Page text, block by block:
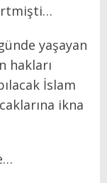
yaşayan
hakları
İslam
ikna